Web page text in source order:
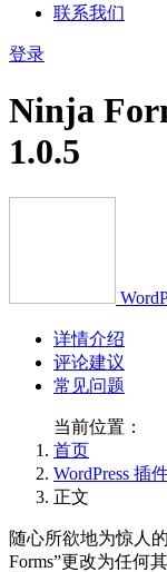
联系我们
登录
Ninja
1.0.5
详情介绍
评论建议
常见问题
当前位置：
首页
WordPress 插
正文
随心所欲地为惊人
Forms”更改为任何